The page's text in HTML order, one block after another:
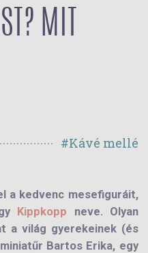
MIT
#Kávé mellé
a kedvenc mesefiguráit,
Kippkopp neve. Olyan
a világ gyerekeinek (és
Bartos Erika, egy